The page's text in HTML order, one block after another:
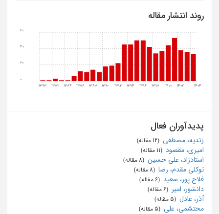
روند انتشار مقاله
1373 1382 1384 1386 1388 1390 1392 1394 1396 1398 1400 1402 1404
20
40
60
پدیدآوران فعال
زندیه، مصطفی
امیری، مقصود
استادزاد، علی حسین
توکلی ‌مقدم، رضا
فلاح پور، سعید
دانشور، امیر
آذر، عادل
محتشمی، علی